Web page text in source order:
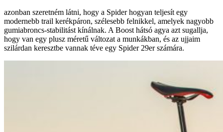
azonban szeretném látni, hogy a Spider hogyan teljesít egy
modernebb trail kerékpáron, szélesebb felnikkel, amelyek nagyobb
gumiabroncs-stabilitást kínálnak. A Boost hátsó agya azt sugallja,
hogy van egy plusz méretű változat a munkákban, és az ujjaim
szilárdan keresztbe vannak téve egy Spider 29er számára.